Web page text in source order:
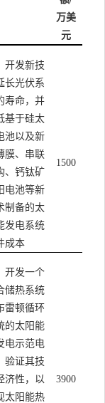
万美
元
开发新技
长光伏系
寿命，并
基于硅太
池以及新
膜、串联
、钙钛矿
电池等新
制备的太
发电系统
成本
1500
开发一个
储热系统
雷顿循环
的太阳能
电示范电
验证其技
济性，以
太阳能热
3900